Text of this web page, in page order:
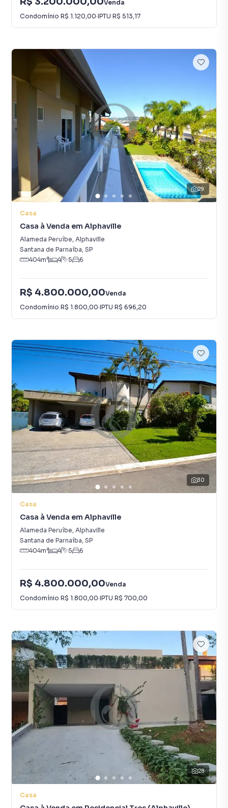
Venda
Condomínio R$ 1.120,00·IPTU R$ 513,17
29
Casa
Casa à Venda em Alphaville
Alameda Peruíbe, Alphaville
Santana de Parnaíba, SP
404m² 4 5 6
R$ 4.800.000,00Venda
Condomínio R$ 1.800,00·IPTU R$ 696,20
30
Casa
Casa à Venda em Alphaville
Alameda Peruíbe, Alphaville
Santana de Parnaíba, SP
404m² 4 5 6
R$ 4.800.000,00Venda
Condomínio R$ 1.800,00·IPTU R$ 700,00
28
Casa